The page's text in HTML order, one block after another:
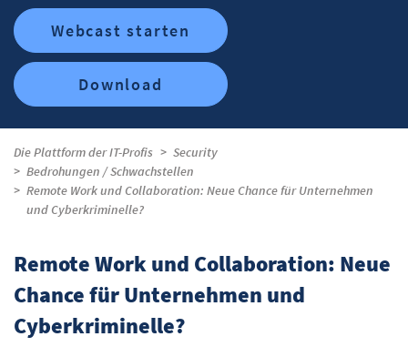
Webcast starten
Download
Die Plattform der IT-Profis
Security
Bedrohungen / Schwachstellen
Remote Work und Collaboration: Neue Chance für Unternehmen
und Cyberkriminelle?
Remote Work und Collaboration: Neue
Chance für Unternehmen und
Cyberkriminelle?